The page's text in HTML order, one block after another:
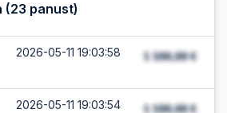
(23 panust)
2026-05-11 19:03:58
2026-05-11 19:03:54